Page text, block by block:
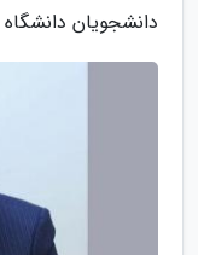
دانشجویان